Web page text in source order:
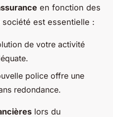
en fonction des
est essentielle :
de votre activité
police offre une
redondance.
lors du